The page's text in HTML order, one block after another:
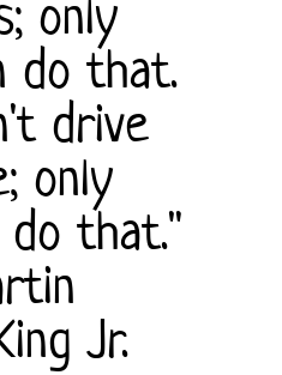
only
do that.
drive
only
that."
Jr.